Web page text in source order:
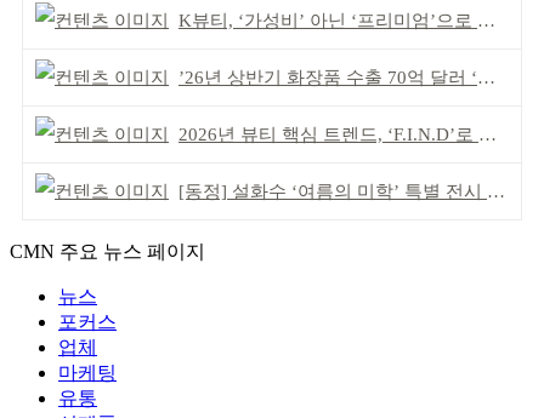
K뷰티, ‘가성비’ 아닌 ‘프리미엄’으로 승부걸어야
’26년 상반기 화장품 수출 70억 달러 ‘역대 최고’
2026년 뷰티 핵심 트렌드, ‘F.I.N.D’로 읽는다
[동정] 설화수 ‘여름의 미학’ 특별 전시 개최
CMN 주요 뉴스 페이지
뉴스
포커스
업체
마케팅
유통